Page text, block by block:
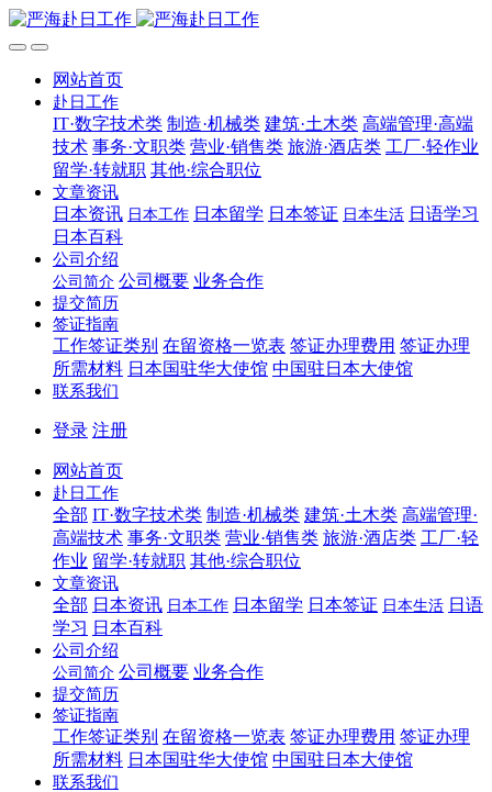
网站首页
赴日工作
IT·数字技术类 制造·机械类 建筑·土木类 高端管理·高端
技术 事务·文职类 营业·销售类 旅游·酒店类 工厂·轻作业
留学·转就职 其他·综合职位
文章资讯
日本资讯 日本工作 日本留学 日本签证 日本生活 日语学习
日本百科
公司介绍
公司简介 公司概要 业务合作
提交简历
签证指南
工作签证类别 在留资格一览表 签证办理费用 签证办理
所需材料 日本国驻华大使馆 中国驻日本大使馆
联系我们
登录 注册
网站首页
赴日工作
全部 IT·数字技术类 制造·机械类 建筑·土木类 高端管理·
高端技术 事务·文职类 营业·销售类 旅游·酒店类 工厂·轻
作业 留学·转就职 其他·综合职位
文章资讯
全部 日本资讯 日本工作 日本留学 日本签证 日本生活 日语
学习 日本百科
公司介绍
公司简介 公司概要 业务合作
提交简历
签证指南
工作签证类别 在留资格一览表 签证办理费用 签证办理
所需材料 日本国驻华大使馆 中国驻日本大使馆
联系我们